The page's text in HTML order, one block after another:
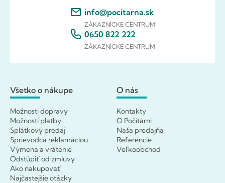
info@pocitarna.sk
ZÁKAZNÍCKE CENTRUM
0650 822 222
ZÁKAZNÍCKE CENTRUM
Všetko o nákupe
Možnosti dopravy
Možnosti platby
Splátkový predaj
Sprievodca reklamáciou
Výmena a vrátenie
Odstúpiť od zmluvy
Ako nakupovať
Najčastejšie otázky
O nás
Kontakty
O Počítárni
Naša predajňa
Referencie
Veľkoobchod